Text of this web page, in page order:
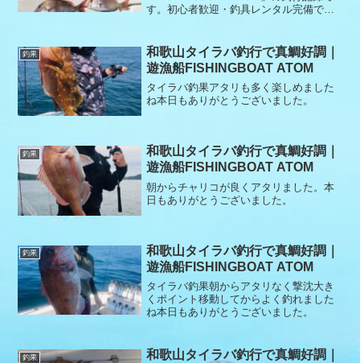
す。初心者歓迎・釣具レンタル完備で、
釣果
和歌山タイラバ釣行で真鯛好調｜
遊漁船FISHINGBOAT ATOM
タイラバ釣果アタリも多く楽しめました
ね本日もありがとうございました。
釣果
和歌山タイラバ釣行で真鯛好調｜
遊漁船FISHINGBOAT ATOM
朝からチャリコが良くアタリました。本
日もありがとうございました。
釣果
和歌山タイラバ釣行で真鯛好調｜
遊漁船FISHINGBOAT ATOM
タイラバ釣果朝からアタリなく撃沈大き
くポイント移動してからよく釣れました
ね本日もありがとうございました。
釣果
和歌山タイラバ釣行で真鯛好調｜